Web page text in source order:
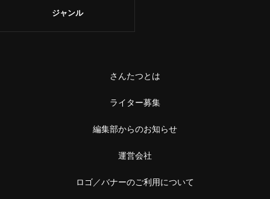
ジャンル
さんたつとは
ライター募集
編集部からのお知らせ
運営会社
ロゴ／バナーのご利用について